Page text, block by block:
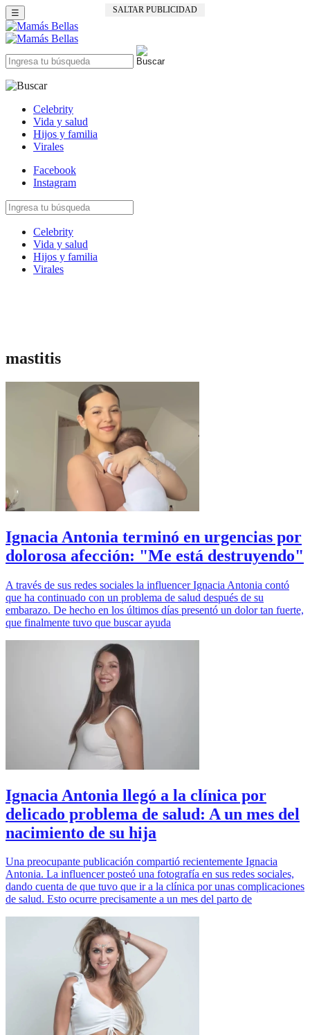
SALTAR PUBLICIDAD
☰
Celebrity
Vida y salud
Hijos y familia
Virales
Facebook
Instagram
Celebrity
Vida y salud
Hijos y familia
Virales
mastitis
Ignacia Antonia terminó en urgencias por
dolorosa afección: "Me está destruyendo"
A través de sus redes sociales la influencer Ignacia Antonia contó
que ha continuado con un problema de salud después de su
embarazo. De hecho en los últimos días presentó un dolor tan fuerte,
que finalmente tuvo que buscar ayuda
Ignacia Antonia llegó a la clínica por
delicado problema de salud: A un mes del
nacimiento de su hija
Una preocupante publicación compartió recientemente Ignacia
Antonia. La influencer posteó una fotografía en sus redes sociales,
dando cuenta de que tuvo que ir a la clínica por unas complicaciones
de salud. Esto ocurre precisamente a un mes del parto de